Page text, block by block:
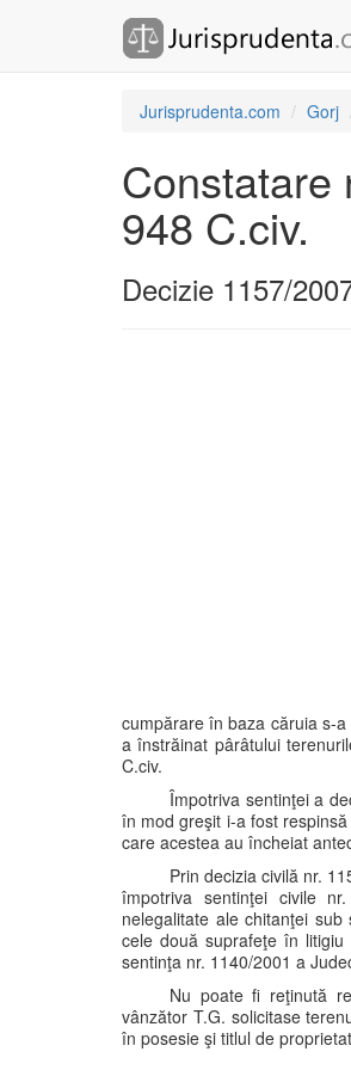
Jurisprudenta.com Gorj
Constatare
948 C.civ.
Decizie 1157/
cumpărare în baza căruia s-
a înstrăinat pârâtului
C.civ.
Împotriva sentinţei a
în mod greşit i-a fost
care acestea au încheiat
Prin decizia civilă nr.
împotriva sentinţei civile
nelegalitate ale chitanţei
cele două suprafeţe în
sentinţa nr. 1140/2001 a
Nu poate fi reţinută
vânzător T.G. solicitase
în posesie şi titlul de